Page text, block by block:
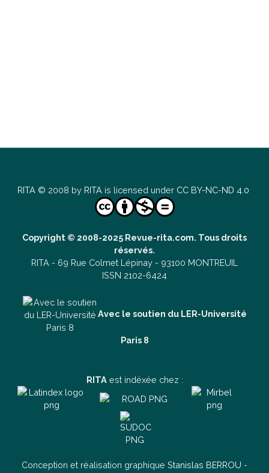
RITA © 2008 by RITA is licensed under CC BY-NC-ND 4.0
Copyright © 2008-2025 Revue-rita.com. Tous droits
réservés.
RITA - 69 Rue Colmet Lépinay - 93100 MONTREUIL
ISSN 2102-6424
Avec le soutien du LER-Université
Paris 8
RITAest indéxée chez :
Conception et réalisation graphique Stanislas BERROU -